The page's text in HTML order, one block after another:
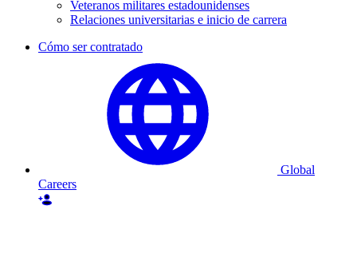
Veteranos militares estadounidenses
Relaciones universitarias e inicio de carrera
Cómo ser contratado
Global
Careers